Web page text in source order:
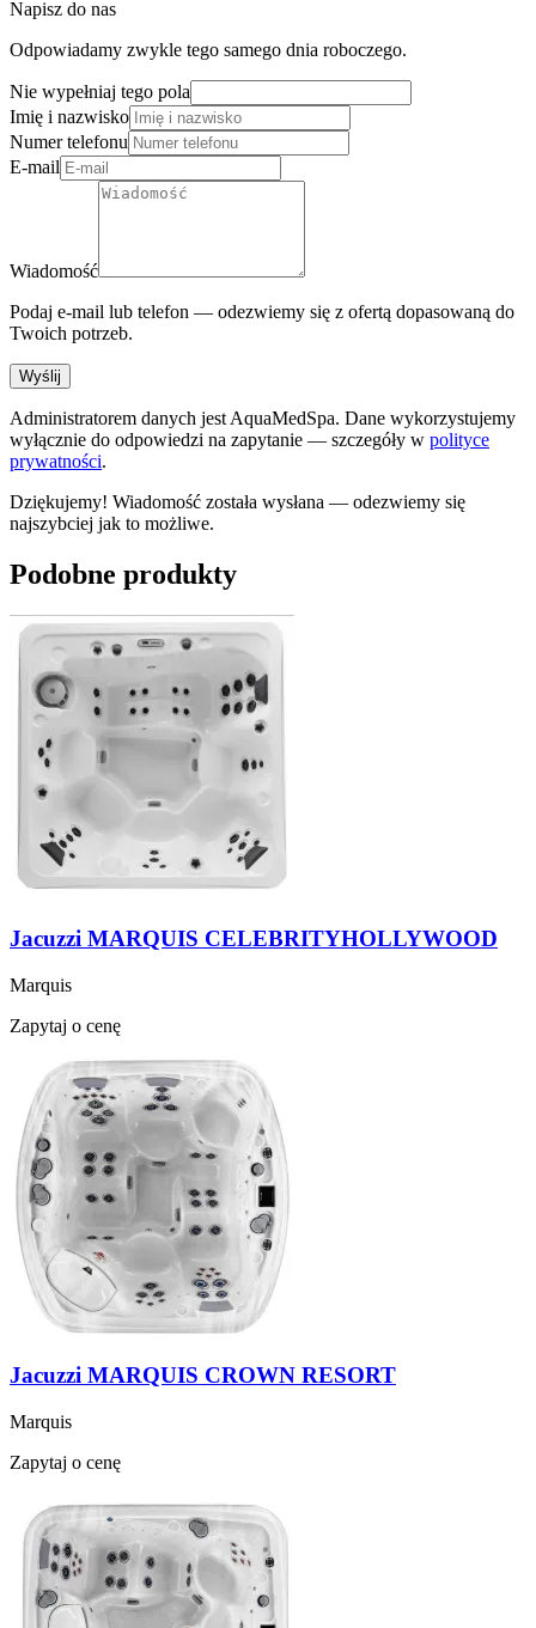
Napisz do nas
Odpowiadamy zwykle tego samego dnia roboczego.
Nie wypełniaj tego pola
Imię i nazwisko
Numer telefonu
E-mail
Wiadomość
Podaj e-mail lub telefon — odezwiemy się z ofertą dopasowaną do
Twoich potrzeb.
Wyślij
Administratorem danych jest AquaMedSpa. Dane wykorzystujemy
wyłącznie do odpowiedzi na zapytanie — szczegóły w polityce
prywatności.
Dziękujemy! Wiadomość została wysłana — odezwiemy się
najszybciej jak to możliwe.
Podobne produkty
Jacuzzi MARQUIS CELEBRITYHOLLYWOOD
Marquis
Zapytaj o cenę
Jacuzzi MARQUIS CROWN RESORT
Marquis
Zapytaj o cenę